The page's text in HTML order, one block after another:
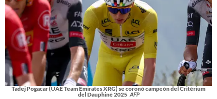
Tadej Pogacar (UAE Team Emirates XRG) se coronó campeón del Critérium
del Dauphiné 2025 AFP